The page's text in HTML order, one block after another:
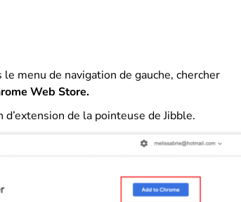
le menu de navigation de gauche, chercher
Web Store.
d’extension de la pointeuse de Jibble.